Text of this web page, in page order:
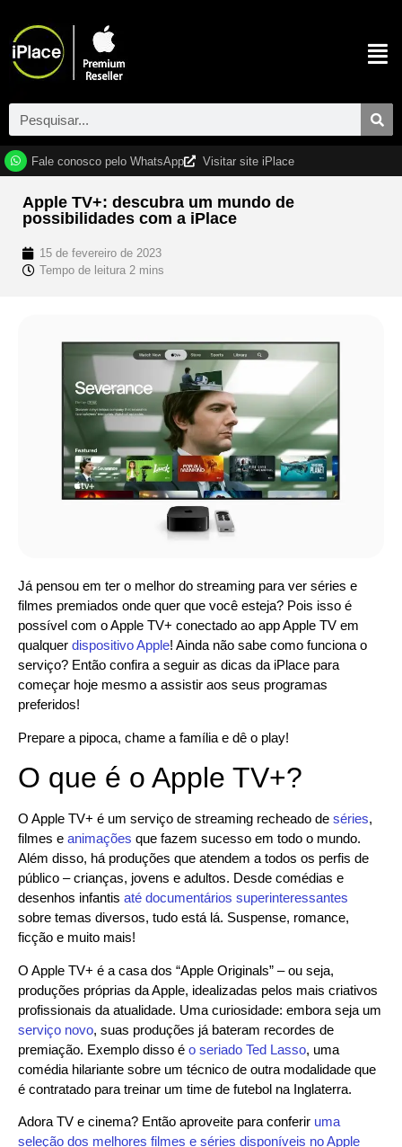
Fale conosco pelo WhatsApp Visitar site iPlace
Apple TV+: descubra um mundo de
possibilidades com a iPlace
15 de fevereiro de 2023
Já pensou em ter o melhor do streaming para ver séries e
filmes premiados onde quer que você esteja? Pois isso é
possível com o Apple TV+ conectado ao app Apple TV em
qualquer dispositivo Apple! Ainda não sabe como funciona o
serviço? Então confira a seguir as dicas da iPlace para
começar hoje mesmo a assistir aos seus programas
preferidos!
Prepare a pipoca, chame a família e dê o play!
O que é o Apple TV+?
O Apple TV+ é um serviço de streaming recheado de séries,
filmes e animações que fazem sucesso em todo o mundo.
Além disso, há produções que atendem a todos os perfis de
público – crianças, jovens e adultos. Desde comédias e
desenhos infantis até documentários superinteressantes
sobre temas diversos, tudo está lá. Suspense, romance,
ficção e muito mais!
O Apple TV+ é a casa dos “Apple Originals” – ou seja,
produções próprias da Apple, idealizadas pelos mais criativos
profissionais da atualidade. Uma curiosidade: embora seja um
serviço novo, suas produções já bateram recordes de
premiação. Exemplo disso é o seriado Ted Lasso, uma
comédia hilariante sobre um técnico de outra modalidade que
é contratado para treinar um time de futebol na Inglaterra.
Adora TV e cinema? Então aproveite para conferir uma
seleção dos melhores filmes e séries disponíveis no Apple